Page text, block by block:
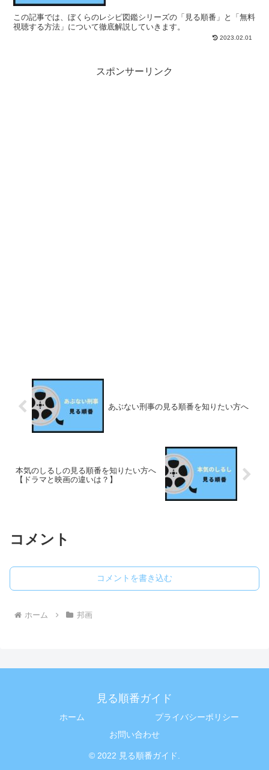
この記事では、ぼくらのレシピ図鑑シリーズの「見る順番」と「無料
視聴する方法」について徹底解説していきます。
2023.02.01
スポンサーリンク
あぶない刑事の見る順番を知りたい方へ
本気のしるしの見る順番を知りたい方へ
【ドラマと映画の違いは？】
コメント
コメントを書き込む
ホーム 邦画
見る順番ガイド
ホーム
プライバシーポリシー
お問い合わせ
© 2022 見る順番ガイド.